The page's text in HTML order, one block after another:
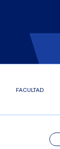
FACULTAD